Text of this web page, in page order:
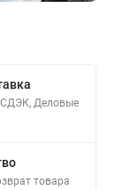
СДЭК, Деловые
товара